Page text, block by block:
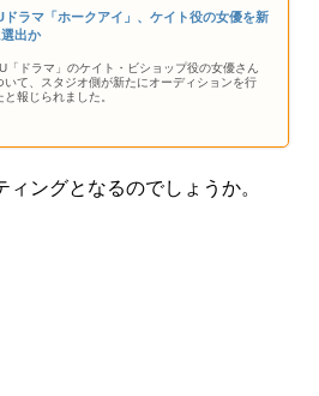
ドラマ「ホークアイ」、ケイト役の女優を新
出か
「ドラマ」のケイト・ビショップ役の女優さん
いて、スタジオ側が新たにオーディションを行
と報じられました。
ングとなるのでしょうか。